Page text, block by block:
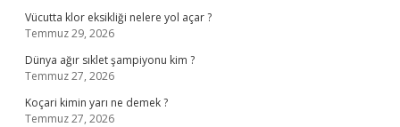
Vücutta klor eksikliği nelere yol açar ?
Temmuz 29, 2026
Dünya ağır sıklet şampiyonu kim ?
Temmuz 27, 2026
Koçari kimin yarı ne demek ?
Temmuz 27, 2026